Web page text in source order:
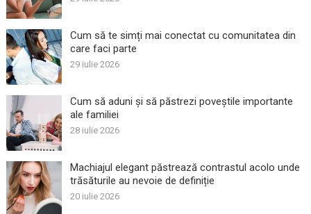
Cum să te simți mai conectat cu comunitatea din
care faci parte
29 iulie 2026
Cum să aduni și să păstrezi poveștile importante
ale familiei
28 iulie 2026
Machiajul elegant păstrează contrastul acolo unde
trăsăturile au nevoie de definiție
20 iulie 2026